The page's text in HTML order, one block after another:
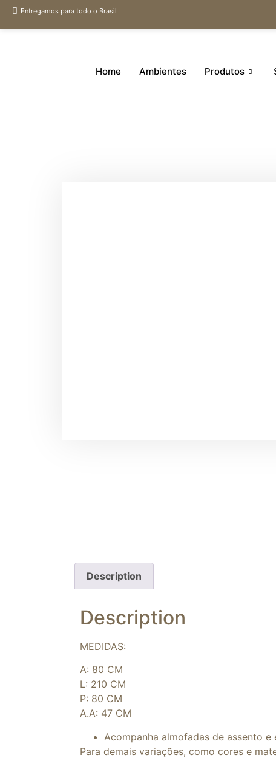
Entregamos para todo o Brasil
Home Ambientes Produtos
Description
Description
MEDIDAS:
A: 80 CM
L: 210 CM
P: 80 CM
A.A: 47 CM
Acompanha almofadas de assento
Para demais variações, como cores e